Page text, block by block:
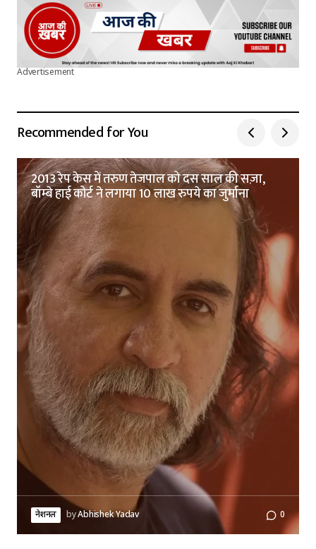
Advertisement
Recommended for You
2013 रेप केस में तरुण तेजपाल को दस साल की सज़ा,
बॉम्बे हाई कोर्ट ने लगाया 10 लाख रुपये का जुर्माना
नेशनल byAbhishek Yadav 0